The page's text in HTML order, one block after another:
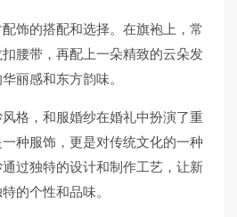
饰的搭配和选择。在旗袍上，常
腰带，再配上一朵精致的云朵发
丽感和东方韵味。
格，和服婚纱在婚礼中扮演了重
种服饰，更是对传统文化的一种
过独特的设计和制作工艺，让新
的个性和品味。